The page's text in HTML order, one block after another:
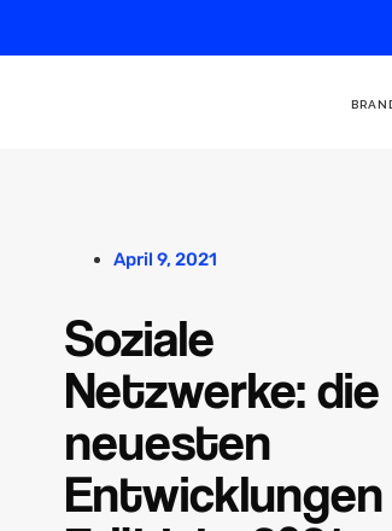
April 9, 2021
Soziale
Netzwerke: die
neuesten
Entwicklungen